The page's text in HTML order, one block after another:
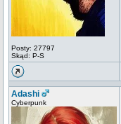
Posty: 27797
Skąd: P-S
Adashi
Cyberpunk